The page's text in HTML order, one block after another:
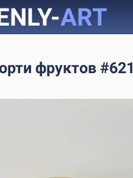
ART
фруктов #621